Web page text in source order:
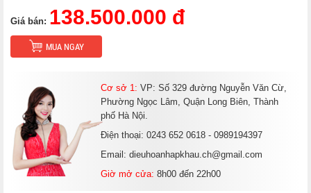
Giá bán: 138.500.000 đ
MUA NGAY
Cơ sở 1: VP: Số 329 đường Nguyễn Văn Cừ,
Phường Ngọc Lâm, Quận Long Biên, Thành
phố Hà Nội.
Điện thoại: 0243 652 0618 - 0989194397
Email: dieuhoanhapkhau.ch@gmail.com
Giờ mở cửa: 8h00 đến 22h00